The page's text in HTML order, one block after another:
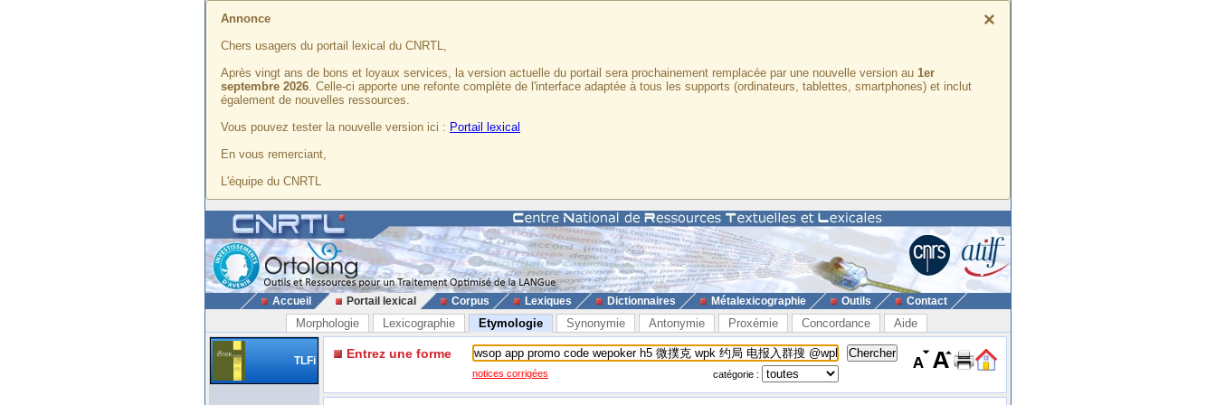
×
Annonce
Chers usagers du portail lexical du CNRTL,
Après vingt ans de bons et loyaux services, la version actuelle du portail sera prochainement remplacée par une nouvelle version au 1er
septembre 2026. Celle-ci apporte une refonte complète de l'interface adaptée à tous les supports (ordinateurs, tablettes, smartphones) et inclut
également de nouvelles ressources.
Vous pouvez tester la nouvelle version ici : Portail lexical
En vous remerciant,
L'équipe du CNRTL
Accueil Portail lexical Corpus Lexiques Dictionnaires Métalexicographie Outils Contact
Morphologie Lexicographie Etymologie Synonymie Antonymie Proxémie Concordance Aide
TLFi Entrez une forme
notices corrigées catégorie :